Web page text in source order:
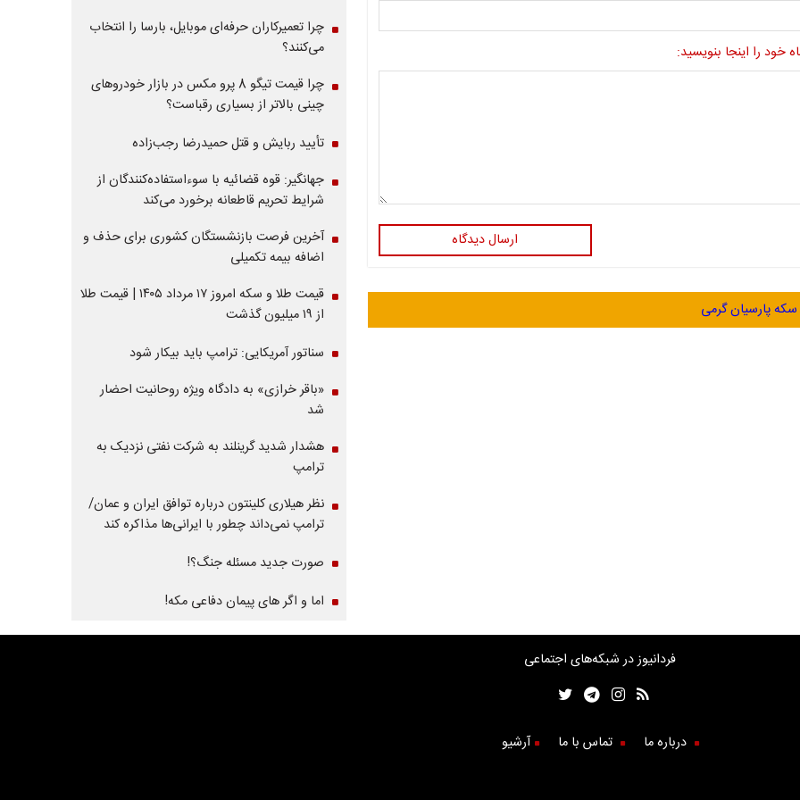
خود را اینجا بنویسید:
ارسال دیدگاه
پارسیان گرمی
چرا تعمیرکاران حرفه‌ای موبایل، بارسا را انتخاب
می‌کنند؟
چرا قیمت تیگو 8 پرو مکس در بازار خودروهای
چینی بالاتر از بسیاری رقباست؟
تأیید ربایش و قتل حمیدرضا رجب‌زاده
جهانگیر: قوه قضائیه با سوءاستفاده‌کنندگان از
شرایط تحریم قاطعانه برخورد می‌کند
آخرین فرصت بازنشستگان کشوری برای حذف و
اضافه بیمه تکمیلی
قیمت طلا و سکه امروز ۱۷ مرداد ۱۴۰۵ | قیمت طلا
از ۱۹ میلیون گذشت
سناتور آمریکایی: ترامپ باید بیکار شود
«باقر خرازی» به دادگاه ویژه روحانیت احضار
شد
هشدار شدید گرینلند به شرکت نفتی نزدیک به
ترامپ
نظر هیلاری کلینتون درباره توافق ایران و عمان/
ترامپ نمی‌داند چطور با ایرانی‌ها مذاکره کند
صورت جدید مسئله جنگ؟!
اما و اگر های پیمان دفاعی مکه!
فردانیوز در شبکه‌های اجتماعی
درباره ما تماس با ما آرشیو